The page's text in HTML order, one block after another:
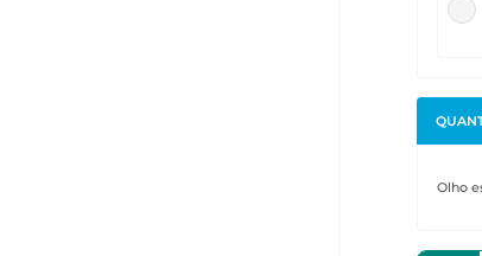
Olho